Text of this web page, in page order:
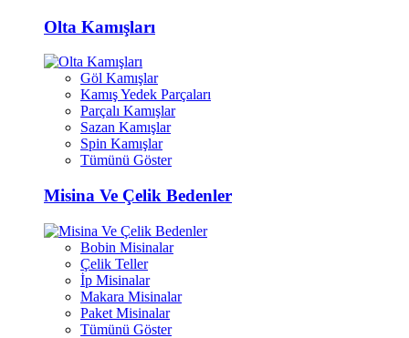
Olta Kamışları
Göl Kamışlar
Kamış Yedek Parçaları
Parçalı Kamışlar
Sazan Kamışlar
Spin Kamışlar
Tümünü Göster
Misina Ve Çelik Bedenler
Bobin Misinalar
Çelik Teller
İp Misinalar
Makara Misinalar
Paket Misinalar
Tümünü Göster